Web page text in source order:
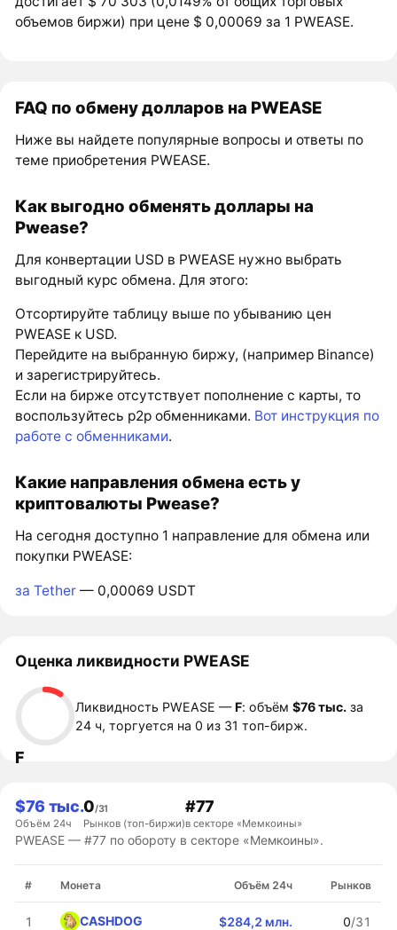
объемов биржи) при цене $ 0,00069 за 1 PWEASE.
FAQ по обмену долларов на PWEASE
Ниже вы найдете популярные вопросы и ответы по
теме приобретения PWEASE.
Как выгодно обменять доллары на
Pwease?
Для конвертации USD в PWEASE нужно выбрать
выгодный курс обмена. Для этого:
Отсортируйте таблицу выше по убыванию цен
PWEASE к USD.
Перейдите на выбранную биржу, (например Binance)
и зарегистрируйтесь.
Если на бирже отсутствует пополнение с карты, то
воспользуйтесь p2p обменниками. Вот инструкция по
работе с обменниками.
Какие направления обмена есть у
криптовалюты Pwease?
На сегодня доступно 1 направление для обмена или
покупки PWEASE:
за Tether — 0,00069 USDT
Оценка ликвидности PWEASE
F
Ликвидность PWEASE —F: объём$76 тыс. за
24 ч, торгуется на 0 из 31 топ-бирж.
$76 тыс.
Объём 24ч
0/31
Рынков (топ-биржи)
#77
в секторе «Мемкоины»
PWEASE — #77 по обороту в секторе «Мемкоины».
# Монета Объём 24ч Рынков
1 CASHDOG $284,2 млн. 0/31